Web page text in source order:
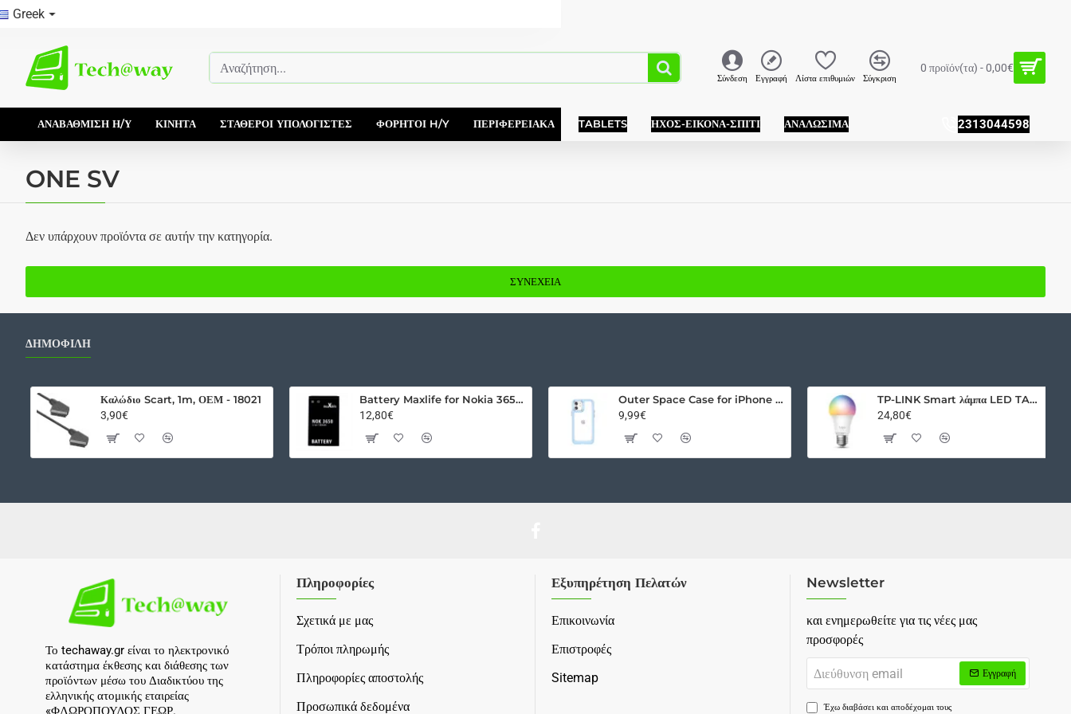
Greek
Αναζήτηση... Σύνδεση Εγγραφή Λίστα επιθυμιών Σύγκριση
0 προϊόν(τα) - 0,00€
ΑΝΑΒΆΘΜΙΣΗ Η/Υ ΚΙΝΗΤΆ ΣΤΑΘΕΡΟΊ ΥΠΟΛΟΓΙΣΤΈΣ ΦΟΡΗΤΟΊ H/Y ΠΕΡΙΦΕΡΕΙΑΚΆ TABLETS ΉΧΟΣ-ΕΙΚΌΝΑ-ΣΠΊΤΙ ΑΝΑΛΏΣΙΜΑ 2313044598
ONE SV
Δεν υπάρχουν προϊόντα σε αυτήν την κατηγορία.
ΣΥΝΈΧΕΙΑ
ΔΗΜΟΦΙΛΗ
Καλώδιο Scart, 1m, ΟΕΜ - 18021
3,90€
Battery Maxlife for Nokia 3650 / 3110 Classic / E50 / N91 / BL-5C 1300mAh
12,80€
Outer Space Case for iPhone 12 hard cover with gel frame blue
9,99€
TP-LINK Smart λάμπα LED TAPO-L530E WiFi, 8.7W E27, 2500K-6500K RGB
24,80€
Το techaway.gr είναι το ηλεκτρονικό
κατάστημα έκθεσης και διάθεσης των
προϊόντων μέσω του Διαδικτύου της
ελληνικής ατομικής εταιρείας
«ΦΛΩΡΟΠΟΥΛΟΣ ΓΕΩΡ.
Πληροφορίες
Σχετικά με μας
Τρόποι πληρωμής
Πληροφορίες αποστολής
Προσωπικά δεδομένα
Εξυπηρέτηση Πελατών
Επικοινωνία
Επιστροφές
Sitemap
Newsletter
και ενημερωθείτε για τις νέες μας
προσφορές
Διεύθυνση
email
Εγγραφή
Έχω διαβάσει και αποδέχομαι τους